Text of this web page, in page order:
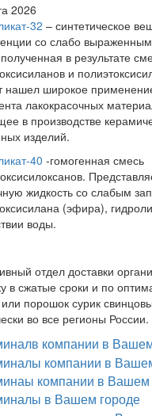
2026
32 – синтетическое
со слабо
в результате
и
нашел широкое
лакокрасочных
в производстве
изделий.
40 -гомогенная смесь
жидкость со слабым
(эфира),
воды.
отдел доставки
в сжатые сроки и по
или порошок сурик
во все регионы России.